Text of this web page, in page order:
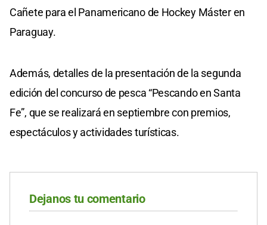
Cañete para el Panamericano de Hockey Máster en
Paraguay.
Además, detalles de la presentación de la segunda
edición del concurso de pesca “Pescando en Santa
Fe”, que se realizará en septiembre con premios,
espectáculos y actividades turísticas.
Dejanos tu comentario